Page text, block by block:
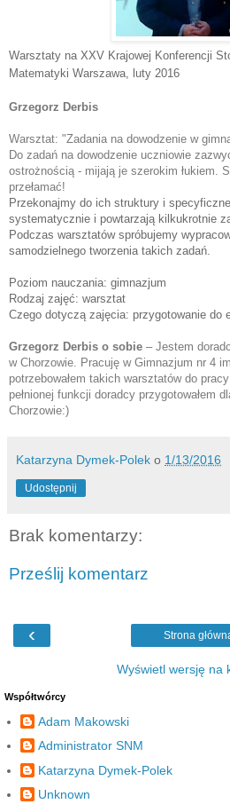
Warsztaty na XXV Krajowej Konferencji
Matematyki Warszawa , luty 2016
Grzegorz Derbis
Warsztat: "Zadania na dowodzenie w
Do zadań na dowodzenie uczniowie
ostrożnością - mijają je szerokim łukiem.
przełamać!
Przekonajmy do ich struktury i
systematycznie i powtarzają kilkukrotnie
Podczas warsztatów spróbujemy
samodzielnego tworzenia takich zadań.
Poziom nauczania: gimnazjum
Rodzaj zajęć: warsztat
Czego dotyczą zajęcia: przygotowanie do
Grzegorz Derbis o sobie – Jestem
w Chorzowie. Pracuję w Gimnazjum nr 4
potrzebowałem takich warsztatów do
pełnionej funkcji doradcy przygotowałem
Chorzowie:)
Katarzyna Dymek-Polek o 1/13/2016
Udostępnij
Brak komentarzy:
Prześlij komentarz
‹ Strona
Wyświetl wersję na
Współtwórcy
Adam Makowski
Administrator SNM
Katarzyna Dymek-Polek
Unknown